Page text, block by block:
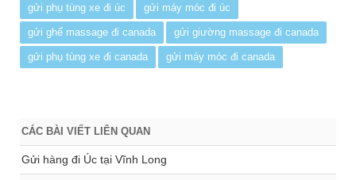
gửi phụ tùng xe đi úc gửi máy móc đi úc
gửi ghế massage đi canada gửi giường massage đi canada
gửi phụ tùng xe đi canada gửi máy móc đi canada
CÁC BÀI VIẾT LIÊN QUAN
Gửi hàng đi Úc tại Vĩnh Long